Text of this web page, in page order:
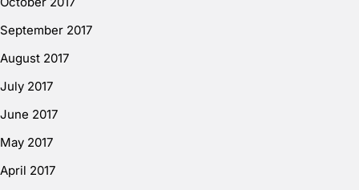
September 2017
August 2017
July 2017
June 2017
May 2017
April 2017